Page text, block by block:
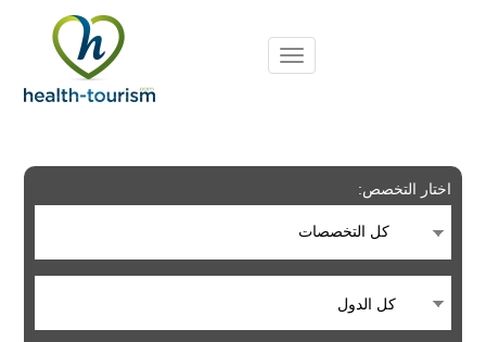
includes
system.
اختار التخصص:
كل التخصصات
كل الدول